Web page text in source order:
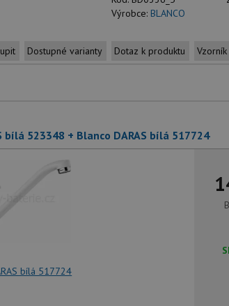
Výrobce: BLANCO
Dostupné varianty Dotaz k produktu
bílá 523348 + Blanco DARAS bílá 517724
bílá 517724